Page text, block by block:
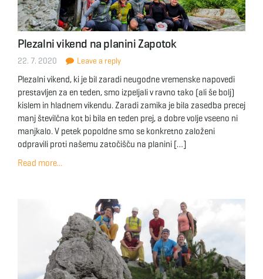
Plezalni vikend na planini Zapotok
22. 7. 2020 Leave a reply
Plezalni vikend, ki je bil zaradi neugodne vremenske napovedi
prestavljen za en teden, smo izpeljali v ravno tako (ali še bolj)
kislem in hladnem vikendu. Zaradi zamika je bila zasedba precej
manj številčna kot bi bila en teden prej, a dobre volje vseeno ni
manjkalo. V petek popoldne smo se konkretno založeni
odpravili proti našemu zatočišču na planini […]
Read more...